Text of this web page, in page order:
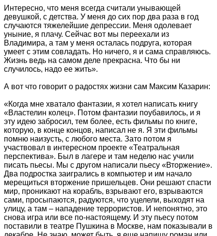
Интересно, что меня всегда считали унывающей
девушкой, с детства. У меня до сих пор два раза в год
случаются тяжелейшие депрессии. Меня одолевает
уныние, я плачу. Сейчас вот мы переехали из
Владимира, а там у меня осталась подруга, которая
умеет с этим совладать. Но ничего, я и сама справляюсь.
Жизнь ведь на самом деле прекрасна. Что бы ни
случилось, надо ее жить».
А вот что говорит о радостях жизни сам Максим Казарин:
«Когда мне хватало фантазии, я хотел написать книгу
«Властелин колец». Потом фантазии поубавилось, и я
эту идею забросил, тем более, есть фильмы по книге,
которую, в конце концов, написал не я. Я эти фильмы
помню наизусть, с любого места. Зато потом я
участвовал в интересном проекте «Театральная
перспектива». Был в лагере и там неделю нас учили
писать пьесы. Мы с другом написали пьесу «Вторжение».
Два подростка заигрались в компьютер и им начало
мерещиться вторжение пришельцев. Они решают спасти
мир, проникают на корабль, взрывают его, взрываются
сами, просыпаются, радуются, что уцелели, выходят на
улицу, а там – нападение террористов. И непонятно, это
снова игра или все по-настоящему. И эту пьесу потом
поставили в театре Пушкина в Москве, нам показывали в